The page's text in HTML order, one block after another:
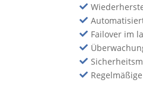


 Failover im


